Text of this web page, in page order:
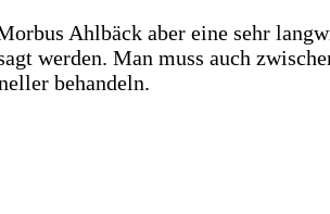
Ahlbäck aber eine sehr
werden. Man muss auch
behandeln.